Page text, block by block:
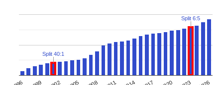
Split 40:1
Split 6:5